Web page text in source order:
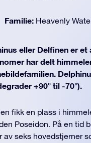
Familie: Heavenly
eller Delfinen er et
har delt
+90° til -70°).
fikk en plass i
Poseidon. På en tid
av seks hovedstjerner